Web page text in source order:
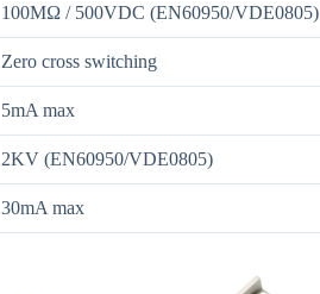
100MΩ / 500VDC (EN60950/VDE0805)
Zero cross switching
5mA max
2KV (EN60950/VDE0805)
30mA max